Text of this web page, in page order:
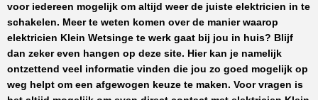
voor iedereen mogelijk om altijd weer de juiste elektricien in te
schakelen. Meer te weten komen over de manier waarop
elektricien Klein Wetsinge te werk gaat bij jou in huis? Blijf
dan zeker even hangen op deze site. Hier kan je namelijk
ontzettend veel informatie vinden die jou zo goed mogelijk op
weg helpt om een afgewogen keuze te maken. Voor vragen is